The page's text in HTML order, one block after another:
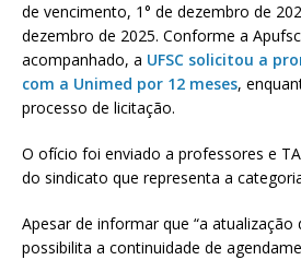
de vencimento, 1° de dezembro de
dezembro de 2025. Conforme a
acompanhado, a UFSC solicitou a
com a Unimed por 12 meses,
processo de licitação.
O ofício foi enviado a professores e
do sindicato que representa a
Apesar de informar que “a atualização
possibilita a continuidade de